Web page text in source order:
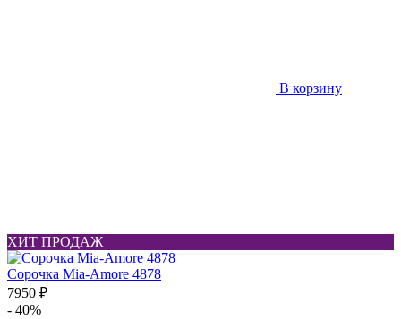
В корзину
ХИТ ПРОДАЖ
Сорочка Mia-Amore 4878
7950 ₽
- 40%